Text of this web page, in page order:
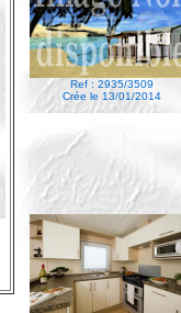
Ref : 2935/3509
Crée le 13/01/2014